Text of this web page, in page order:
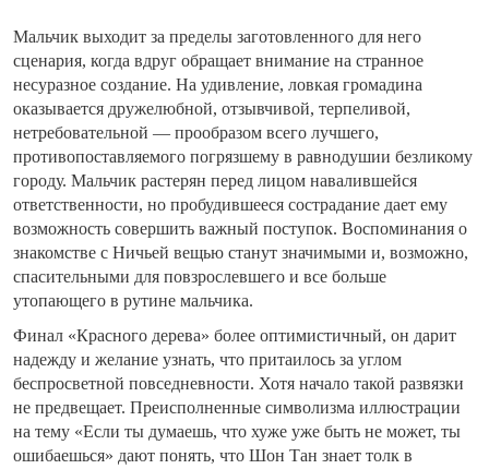
Мальчик выходит за пределы заготовленного для него
сценария, когда вдруг обращает внимание на странное
несуразное создание. На удивление, ловкая громадина
оказывается дружелюбной, отзывчивой, терпеливой,
нетребовательной — прообразом всего лучшего,
противопоставляемого погрязшему в равнодушии безликому
городу. Мальчик растерян перед лицом навалившейся
ответственности, но пробудившееся сострадание дает ему
возможность совершить важный поступок. Воспоминания о
знакомстве с Ничьей вещью станут значимыми и, возможно,
спасительными для повзрослевшего и все больше
утопающего в рутине мальчика.
Финал «Красного дерева» более оптимистичный, он дарит
надежду и желание узнать, что притаилось за углом
беспросветной повседневности. Хотя начало такой развязки
не предвещает. Преисполненные символизма иллюстрации
на тему «Если ты думаешь, что хуже уже быть не может, ты
ошибаешься» дают понять, что Шон Тан знает толк в